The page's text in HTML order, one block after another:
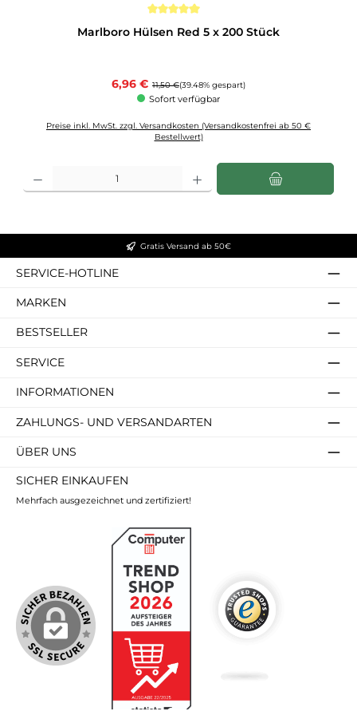
Marlboro Hülsen Red 5 x 200 Stück
Verkaufspreis:
6,96 € Regulärer Preis:
11,50 €(39.48% gespart)
Sofort verfügbar
Preise inkl. MwSt. zzgl. Versandkosten (Versandkostenfrei ab 50 €
Bestellwert)
Produkt Anzahl: Gib den gewünschten Wert ein oder benutze die Schaltflächen
Gratis Versand ab 50€
SERVICE-HOTLINE
MARKEN
BESTSELLER
SERVICE
INFORMATIONEN
ZAHLUNGS- UND VERSANDARTEN
ÜBER UNS
SICHER EINKAUFEN
Mehrfach ausgezeichnet und zertifiziert!